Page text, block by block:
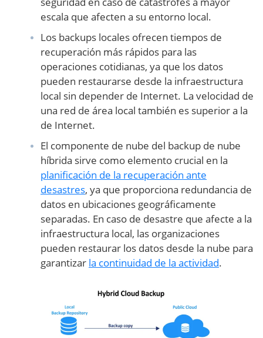
escala que afecten a su entorno local.
Los backups locales ofrecen tiempos de
recuperación más rápidos para las
operaciones cotidianas, ya que los datos
pueden restaurarse desde la infraestructura
local sin depender de Internet. La velocidad de
una red de área local también es superior a la
de Internet.
El componente de nube del backup de nube
híbrida sirve como elemento crucial en la
planificación de la recuperación ante
desastres, ya que proporciona redundancia de
datos en ubicaciones geográficamente
separadas. En caso de desastre que afecte a la
infraestructura local, las organizaciones
pueden restaurar los datos desde la nube para
garantizar la continuidad de la actividad.